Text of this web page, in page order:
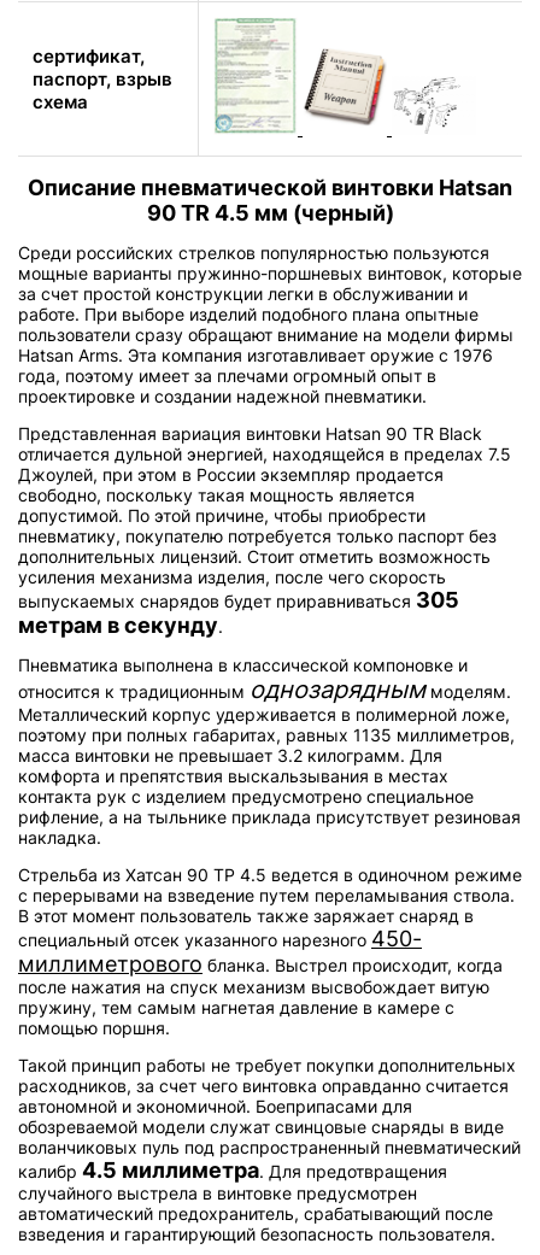
сертификат,
паспорт, взрыв
схема
Описание пневматической винтовки Hatsan
90 TR 4.5 мм (черный)
Среди российских стрелков популярностью пользуются
мощные варианты пружинно-поршневых винтовок, которые
за счет простой конструкции легки в обслуживании и
работе. При выборе изделий подобного плана опытные
пользователи сразу обращают внимание на модели фирмы
Hatsan Arms. Эта компания изготавливает оружие с 1976
года, поэтому имеет за плечами огромный опыт в
проектировке и создании надежной пневматики.
Представленная вариация винтовки Hatsan 90 TR Black
отличается дульной энергией, находящейся в пределах 7.5
Джоулей, при этом в России экземпляр продается
свободно, поскольку такая мощность является
допустимой. По этой причине, чтобы приобрести
пневматику, покупателю потребуется только паспорт без
дополнительных лицензий. Стоит отметить возможность
усиления механизма изделия, после чего скорость
выпускаемых снарядов будет приравниваться 305
метрам в секунду.
Пневматика выполнена в классической компоновке и
относится к традиционным однозарядныммоделям.
Металлический корпус удерживается в полимерной ложе,
поэтому при полных габаритах, равных 1135 миллиметров,
масса винтовки не превышает 3.2 килограмм. Для
комфорта и препятствия выскальзывания в местах
контакта рук с изделием предусмотрено специальное
рифление, а на тыльнике приклада присутствует резиновая
накладка.
Стрельба из Хатсан 90 ТР 4.5 ведется в одиночном режиме
с перерывами на взведение путем переламывания ствола.
В этот момент пользователь также заряжает снаряд в
специальный отсек указанного нарезного 450-
миллиметрового бланка. Выстрел происходит, когда
после нажатия на спуск механизм высвобождает витую
пружину, тем самым нагнетая давление в камере с
помощью поршня.
Такой принцип работы не требует покупки дополнительных
расходников, за счет чего винтовка оправданно считается
автономной и экономичной. Боеприпасами для
обозреваемой модели служат свинцовые снаряды в виде
воланчиковых пуль под распространенный пневматический
калибр 4.5 миллиметра. Для предотвращения
случайного выстрела в винтовке предусмотрен
автоматический предохранитель, срабатывающий после
взведения и гарантирующий безопасность пользователя.